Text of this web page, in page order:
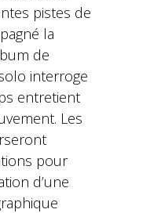
pistes de
la
de
interroge
entretient
Les
pour
d’une